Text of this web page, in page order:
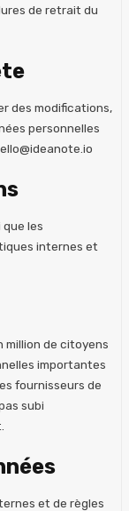
de retrait du
des modifications,
personnelles
les
internes et
million de citoyens
importantes
fournisseurs de
subi
et de règles